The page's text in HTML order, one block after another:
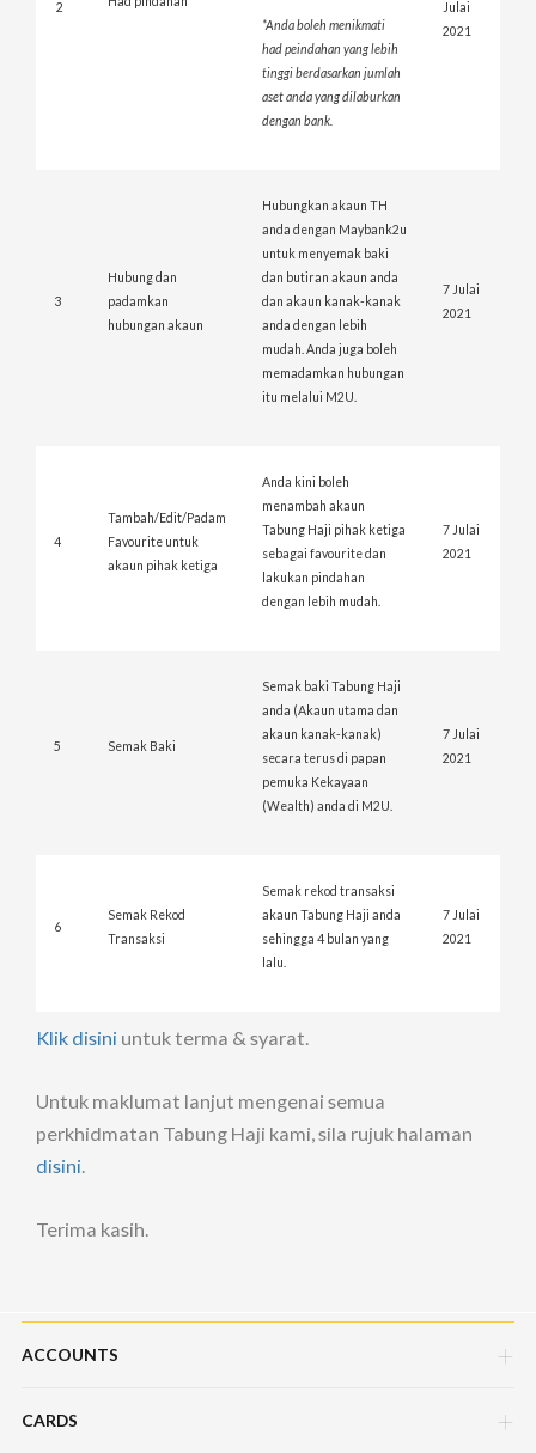
2
*Andaboleh menikmati
hadpeindahan yanglebih
tinggi berdasarkan jumlah
asetandayangdilaburkan
dengan bank.
Julai
2021
3
Hubung dan
padamkan
hubungan akaun
Hubungkan akaun TH
anda dengan Maybank2u
untuk menyemak baki
dan butiran akaun anda
dan akaun kanak-kanak
anda dengan lebih
mudah. Anda juga boleh
memadamkan hubungan
itu melalui M2U.
7 Julai
2021
4
Tambah/Edit/Padam
Favourite untuk
akaun pihak ketiga
Anda kini boleh
menambah akaun
Tabung Haji pihak ketiga
sebagai favourite dan
lakukan pindahan
dengan lebih mudah.
7 Julai
2021
5 Semak Baki
Semak baki Tabung Haji
anda (Akaun utama dan
akaun kanak-kanak)
secara terus di papan
pemuka Kekayaan
(Wealth) anda di M2U.
7 Julai
2021
6
Semak Rekod
Transaksi
Semak rekod transaksi
akaun Tabung Haji anda
sehingga 4 bulan yang
lalu.
7 Julai
2021
Klik disini untuk terma & syarat.
Untuk maklumat lanjut mengenai semua
perkhidmatan Tabung Haji kami, sila rujuk halaman
disini.
Terima kasih.
ACCOUNTS
Savings Account
CARDS